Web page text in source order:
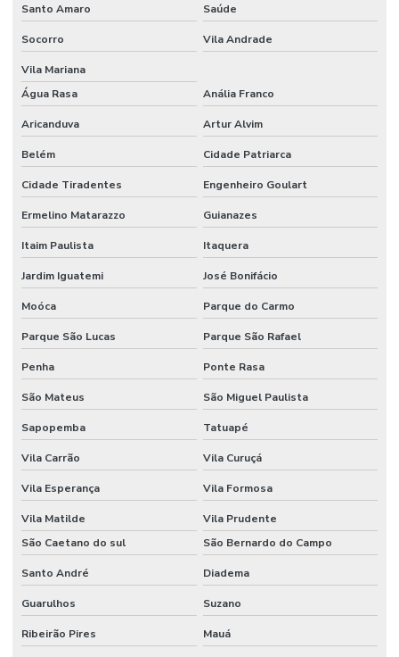
Etiquetas Tag Para Roupas
Etiquetas Tag Para Roupas Em Santa Catarina
Etiquetas Tag Para Roupas No Rio Grande Do Sul
Fornecedor De Etiqueta De Gondola No Rio Grande Do Sul
Fornecedor De Etiqueta Nylon Resinado
Fornecedor De Etiqueta Nylon Resinado Santa Catarina
Fornecedor De Etiquetas Adesivas Paraná
Fornecedor De Etiquetas Adesivas Sul
Fornecedor De Etiquetas Com Cola Hotmelt
Fornecedor De Etiquetas No Rio Grande Do Sul
Fornecedor De Etiquetas Térmicas Adesivas Em Minas Gerais
Fornecedor De Ribbon Cera No Paraná
Fornecedor Ribbon Cera 110x74 Em Minas Gerais
Fornecedores De Etiquetas Bopp Adesiva No Paraná
Fornecedores De Etiquetas Para Móveis Rs
Fornecedores De Etiquetas Removíveis
Santo Amaro Saúde
Socorro Vila Andrade
Vila Mariana
Água Rasa
Anália Franco
Aricanduva Artur Alvim
Belém Cidade Patriarca
Cidade Tiradentes Engenheiro Goulart
Ermelino Matarazzo Guianazes
Itaim Paulista Itaquera
Jardim Iguatemi José Bonifácio
Moóca Parque do Carmo
Parque São Lucas Parque São Rafael
Penha Ponte Rasa
São Mateus São Miguel Paulista
Sapopemba Tatuapé
Vila Carrão Vila Curuçá
Vila Esperança Vila Formosa
Vila Matilde
Vila Prudente
São Caetano do sul
São Bernardo do Campo
Santo André Diadema
Guarulhos Suzano
Ribeirão Pires Mauá